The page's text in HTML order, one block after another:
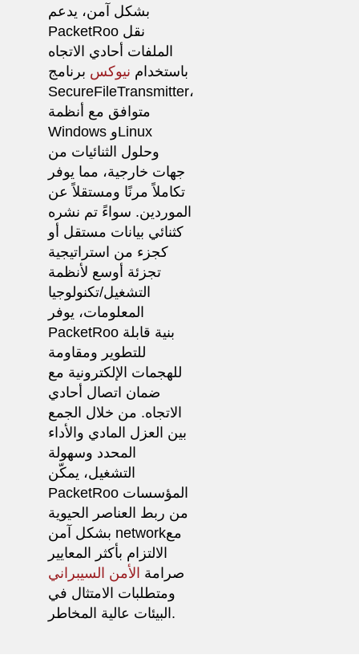
بشكل آمن، يدعم
PacketRoo نقل
الملفات أحادي الاتجاه
باستخدام نيوكس برنامج
SecureFileTransmitter،
متوافق مع أنظمة
Windows وLinux
وحلول الثنائيات من
جهات خارجية، مما يوفر
تكاملاً مرنًا ومستقلاً عن
الموردين. سواءً تم نشره
كثنائي بيانات مستقل أو
كجزء من استراتيجية
تجزئة أوسع لأنظمة
التشغيل/تكنولوجيا
المعلومات، يوفر
PacketRoo بنية قابلة
للتطوير ومقاومة
للهجمات الإلكترونية مع
ضمان اتصال أحادي
الاتجاه. من خلال الجمع
بين العزل المادي والأداء
المحدد وسهولة
التشغيل، يمكّن
PacketRoo المؤسسات
من ربط العناصر الحيوية
بشكل آمن networkمع
الالتزام بأكثر المعايير
صرامة الأمن السيبراني
ومتطلبات الامتثال في
البيئات عالية المخاطر.